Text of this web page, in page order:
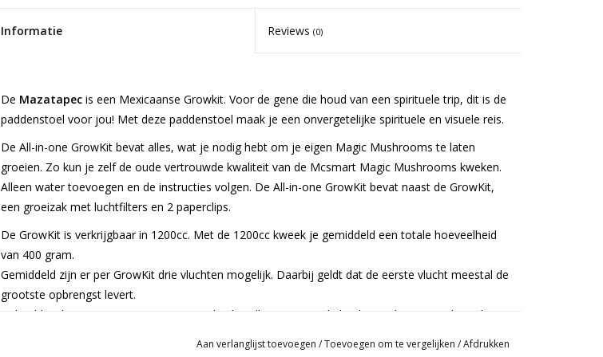
Informatie Reviews(0)
De Mazatapecis een Mexicaanse Growkit. Voor de gene die houd van een spirituele trip, dit is de
paddenstoel voor jou! Met deze paddenstoel maak je een onvergetelijke spirituele en visuele reis.
De All-in-one GrowKit bevat alles, wat je nodig hebt om je eigen Magic Mushrooms te laten
groeien. Zo kun je zelf de oude vertrouwde kwaliteit van de Mcsmart Magic Mushrooms kweken.
Alleen water toevoegen en de instructies volgen. De All-in-one GrowKit bevat naast de GrowKit,
een groeizak met luchtfilters en 2 paperclips.
De GrowKit is verkrijgbaar in 1200cc. Met de 1200cc kweek je gemiddeld een totale hoeveelheid
van 400 gram.
Gemiddeld zijn er per GrowKit drie vluchten mogelijk. Daarbij geldt dat de eerste vlucht meestal de
grootste opbrengst levert.
Gekoeld is de GrowKit zo’n 3 tot 6 maanden houdbaar. Buiten de koeling is de GrowKit beperkt
Aan verlanglijst toevoegen /Toevoegen om te vergelijken /Afdrukken